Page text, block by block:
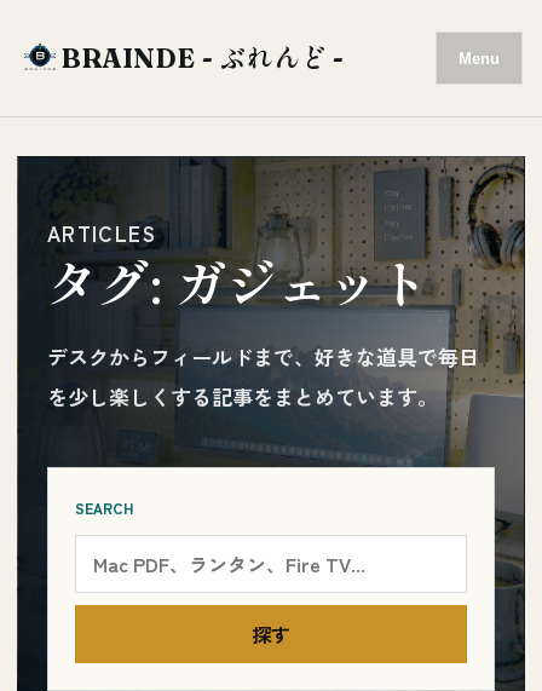
BRAINDE - ぶれんど - Menu
ARTICLES
タグ:ガジェット
デスクからフィールドまで、好きな道具で毎日
を少し楽しくする記事をまとめています。
SEARCH
探す